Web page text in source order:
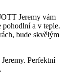
Jeremy vám
pohodlní a v teple.
bude skvělým
Perfektní